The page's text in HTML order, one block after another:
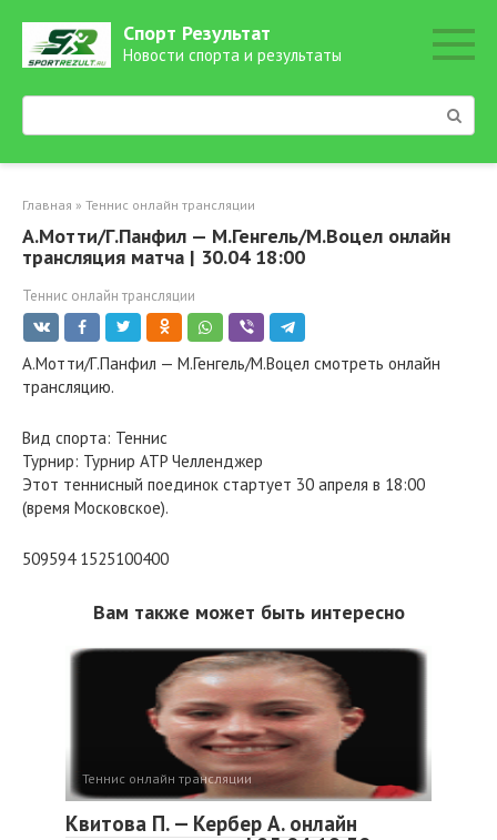
контенту
Спорт Результат
Новости спорта и результаты
Поиск:
Главная » Теннис онлайн трансляции
А.Мотти/Г.Панфил — М.Генгель/М.Воцел онлайн
трансляция матча | 30.04 18:00
Теннис онлайн трансляции
А.Мотти/Г.Панфил — М.Генгель/М.Воцел смотреть онлайн
трансляцию.
Вид спорта: Теннис
Турнир: Турнир ATP Челленджер
Этот теннисный поединок стартует 30 апреля в 18:00
(время Московское).
509594 1525100400
Вам также может быть интересно
Теннис онлайн трансляции
Квитова П. — Кербер А. онлайн